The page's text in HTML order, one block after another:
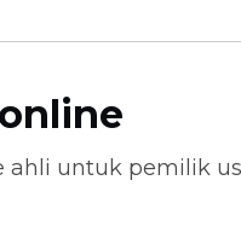
ahli untuk pemilik